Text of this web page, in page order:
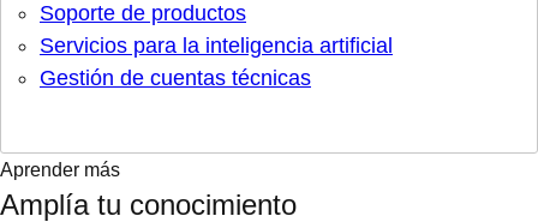
Soporte de productos
Servicios para la inteligencia artificial
Gestión de cuentas técnicas
Aprender más
Amplía tu conocimiento